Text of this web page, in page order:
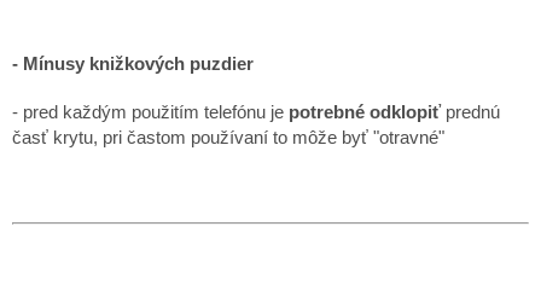
- Mínusy knižkových puzdier
- pred každým použitím telefónu je potrebné odklopiť prednú
časť krytu, pri častom používaní to môže byť "otravné"